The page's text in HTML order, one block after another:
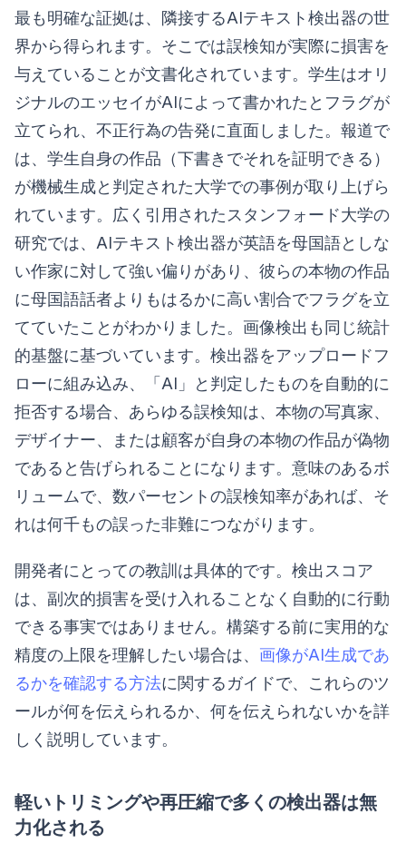
最も明確な証拠は、隣接するAIテキスト検出器の世
界から得られます。そこでは誤検知が実際に損害を
与えていることが文書化されています。学生はオリ
ジナルのエッセイがAIによって書かれたとフラグが
立てられ、不正行為の告発に直面しました。報道で
は、学生自身の作品（下書きでそれを証明できる）
が機械生成と判定された大学での事例が取り上げら
れています。広く引用されたスタンフォード大学の
研究では、AIテキスト検出器が英語を母国語としな
い作家に対して強い偏りがあり、彼らの本物の作品
に母国語話者よりもはるかに高い割合でフラグを立
てていたことがわかりました。画像検出も同じ統計
的基盤に基づいています。検出器をアップロードフ
ローに組み込み、「AI」と判定したものを自動的に
拒否する場合、あらゆる誤検知は、本物の写真家、
デザイナー、または顧客が自身の本物の作品が偽物
であると告げられることになります。意味のあるボ
リュームで、数パーセントの誤検知率があれば、そ
れは何千もの誤った非難につながります。
開発者にとっての教訓は具体的です。検出スコア
は、副次的損害を受け入れることなく自動的に行動
できる事実ではありません。構築する前に実用的な
精度の上限を理解したい場合は、 画像がAI生成であ
るかを確認する方法に関するガイドで、これらのツ
ールが何を伝えられるか、何を伝えられないかを詳
しく説明しています。
軽いトリミングや再圧縮で多くの検出器は無
力化される